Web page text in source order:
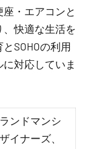
・エアコンと
快適な生活を
SOHOの利用
対応していま
ンドマンシ
イナーズ、